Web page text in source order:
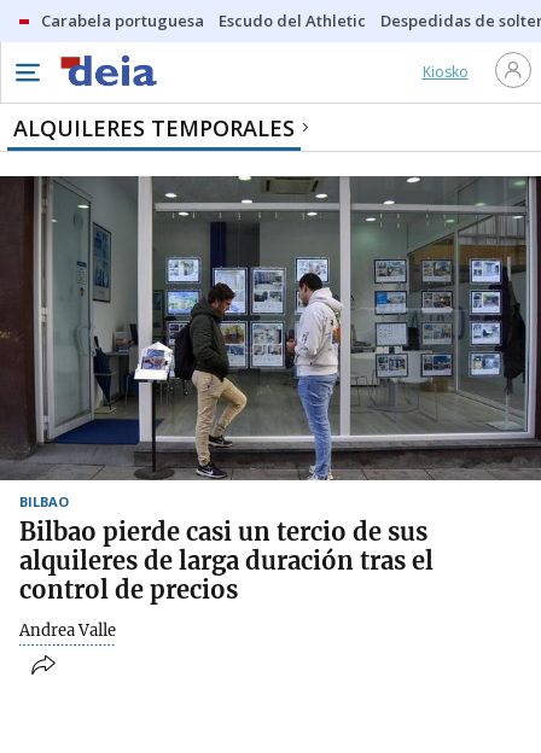
Carabela portuguesa Escudo del Athletic Despedidas de
Kiosko
ALQUILERES TEMPORALES
BILBAO
Bilbao pierde casi un tercio de sus
alquileres de larga duración tras el
control de precios
Andrea Valle